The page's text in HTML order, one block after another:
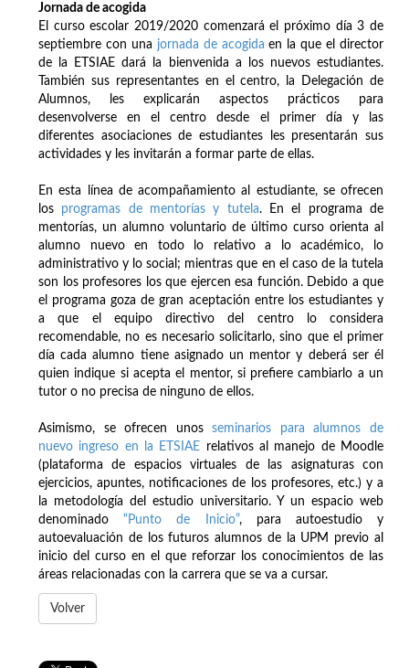
Jornada de acogida
El curso escolar 2019/2020 comenzará el próximo día 3 de
septiembre con una jornada de acogida en la que el director
de la ETSIAE dará la bienvenida a los nuevos estudiantes.
También sus representantes en el centro, la Delegación de
Alumnos, les explicarán aspectos prácticos para
desenvolverse en el centro desde el primer día y las
diferentes asociaciones de estudiantes les presentarán sus
actividades y les invitarán a formar parte de ellas.
En esta línea de acompañamiento al estudiante, se ofrecen
los programas de mentorías y tutela. En el programa de
mentorías, un alumno voluntario de último curso orienta al
alumno nuevo en todo lo relativo a lo académico, lo
administrativo y lo social; mientras que en el caso de la tutela
son los profesores los que ejercen esa función. Debido a que
el programa goza de gran aceptación entre los estudiantes y
a que el equipo directivo del centro lo considera
recomendable, no es necesario solicitarlo, sino que el primer
día cada alumno tiene asignado un mentor y deberá ser él
quien indique si acepta el mentor, si prefiere cambiarlo a un
tutor o no precisa de ninguno de ellos.
Asimismo, se ofrecen unosseminarios para alumnos de
nuevo ingreso en la ETSIAE relativos al manejo de Moodle
(plataforma de espacios virtuales de las asignaturas con
ejercicios, apuntes, notificaciones de los profesores, etc.) y a
la metodología del estudio universitario. Y un espacio web
denominado“Punto de Inicio”, para autoestudio y
autoevaluación de los futuros alumnos de la UPM previo al
inicio del curso en el que reforzar los conocimientos de las
áreas relacionadas con la carrera que se va a cursar.
Volver